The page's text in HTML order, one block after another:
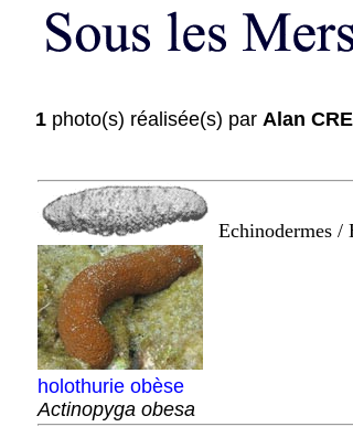
1 photo(s) réalisée(s) par Alan
Echinodermes /
holothurie obèse
Actinopyga obesa